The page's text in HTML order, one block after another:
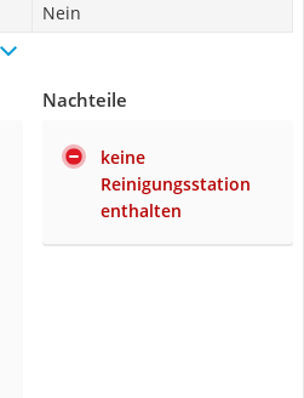
Nein
Nachteile
keine
Reinigungsstation
enthalten